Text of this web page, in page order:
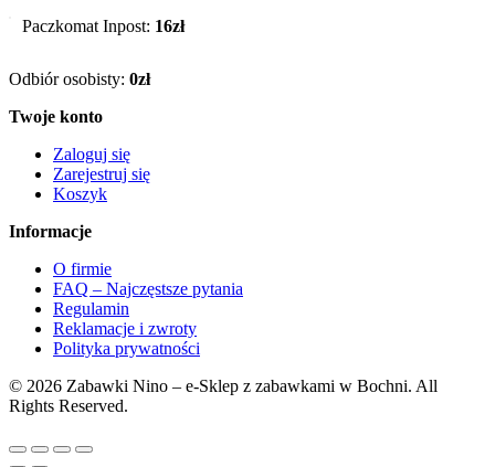
Paczkomat Inpost: 16zł
Odbiór osobisty: 0zł
Twoje konto
Zaloguj się
Zarejestruj się
Koszyk
Informacje
O firmie
FAQ – Najczęstsze pytania
Regulamin
Reklamacje i zwroty
Polityka prywatności
© 2026 Zabawki Nino – e-Sklep z zabawkami w Bochni. All
Rights Reserved.